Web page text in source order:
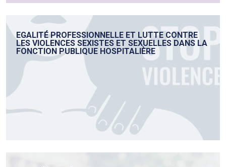
EGALITÉ PROFESSIONNELLE ET LUTTE CONTRE
LES VIOLENCES SEXISTES ET SEXUELLES DANS LA
FONCTION PUBLIQUE HOSPITALIÈRE